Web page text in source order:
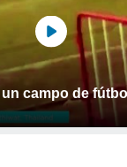
campo de